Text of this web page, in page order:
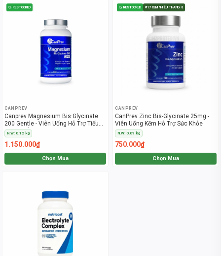
RESTOCKED
CANPREV
Canprev Magnesium Bis·Glycinate
200 Gentle - Viên Uống Hỗ Trợ Tiểu
Đường, Ổn Định Đường Huyết, Tim
Mạch, Huyết Áp (120 Viên)
N.W: 0.12 kg
1.150.000₫
Chọn Mua
RESTOCKED #17 XEM NHIỀU THÁNG 8
CANPREV
CanPrev Zinc Bis-Glycinate 25mg -
Viên Uống Kẽm Hỗ Trợ Sức Khỏe
N.W: 0.09 kg
750.000₫
Chọn Mua